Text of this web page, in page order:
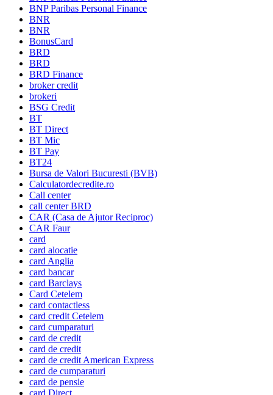
BNP Paribas Personal Finance
BNR
BNR
BonusCard
BRD
BRD
BRD Finance
broker credit
brokeri
BSG Credit
BT
BT Direct
BT Mic
BT Pay
BT24
Bursa de Valori Bucuresti (BVB)
Calculatordecredite.ro
Call center
call center BRD
CAR (Casa de Ajutor Reciproc)
CAR Faur
card
card alocatie
card Anglia
card bancar
card Barclays
Card Cetelem
card contactless
card credit Cetelem
card cumparaturi
card de credit
card de credit
card de credit American Express
card de cumparaturi
card de pensie
card Direct